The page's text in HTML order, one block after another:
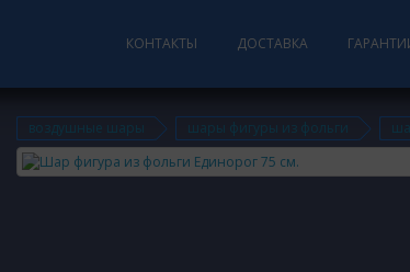
КОНТАКТЫ ДОСТАВКА
воздушные шары шары фигуры из фольги